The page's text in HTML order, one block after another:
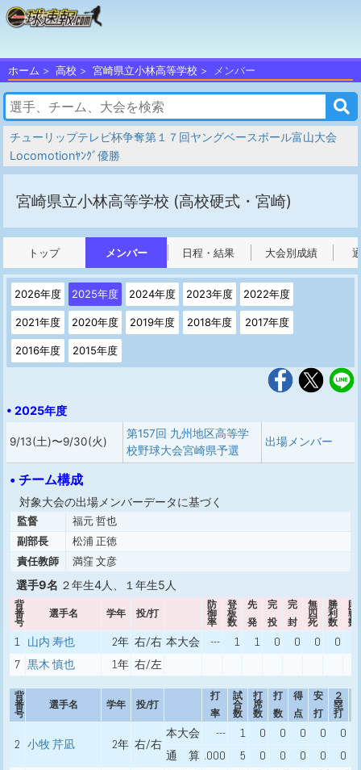
ホーム 高校 宮崎県立小林高等学校 メンバー
チューリップテレビ杯争奪第１７回ヤングベースボール富山大会
Locomotionﾔﾝｸﾞ優勝
宮崎県立小林高等学校 (高校硬式・宮崎)
トップ メンバー 日程・結果 大会別成績
2026年度 2025年度 2024年度 2023年度 2022年度
2021年度 2020年度 2019年度 2018年度 2017年度
2016年度 2015年度
• 2025年度
9/13(土)〜9/30(火)
第157回 九州地区高等学
校野球大会宮崎県予選
出場メンバー
• チーム構成
対象大会の出場メンバーデータに基づく
監督
福元 哲也
副部長
松浦 正徳
責任教師
満窪 文彦
選手9名 ２年生4人、１年生5人
背
番
号
選手名 学年 投/打
防
御
率
登
板
数
先
発
完
投
完
封
無
四
死
勝
利
数
敗
戦
数
1 山内 寿也 2年 右/右 本大会 --- 1 1 0 0 0 0
7 黒木 慎也 1年 右/左
背
番
号
選手名 学年 投/打
打
率
試
合
数
打
席
数
打
数
得
点
安
打
２
塁
打
2 小牧 芹凪 2年 右/右
本大会 --- 1 0 0 0 0 0
通 算 .000 5 0 0 0 0 0